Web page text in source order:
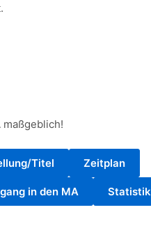
Titel Zeitplan
in den MA Statistik